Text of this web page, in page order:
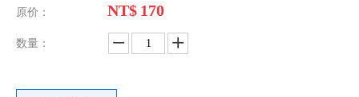
美规电源延长中继线 美规3PIN公插接3PIN母插(NEMA 5-15P接NEMA 5-15R)
原价：
NT$ 170
数量：